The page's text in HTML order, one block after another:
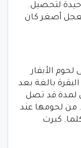
لتحصيل.
أصغر كان
الأبقار
بالغة بعد
لمدة قد تصل
من لحومها عند
كلما. كبرت